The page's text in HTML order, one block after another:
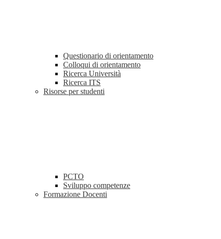
Questionario di orientamento
Colloqui di orientamento
Ricerca Università
Ricerca ITS
Risorse per studenti
PCTO
Sviluppo competenze
Formazione Docenti